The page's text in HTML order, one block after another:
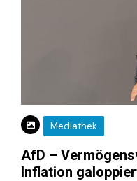
Mediathek
AfD –
Inflation